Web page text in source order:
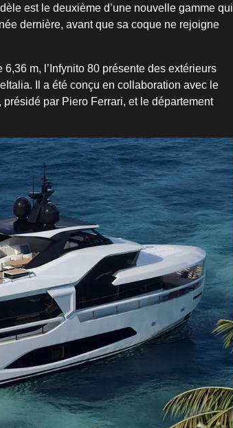
est le deuxième d’une nouvelle gamme qui
dernière, avant que sa coque ne rejoigne
m, l’Infynito 80 présente des extérieurs
Il a été conçu en collaboration avec le
par Piero Ferrari, et le département